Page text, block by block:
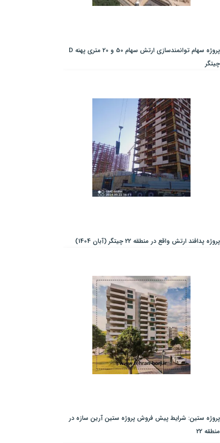
پروژه سهام توانمندسازی ارتش سهام 50 و 20 متری پهنه D
چیتگر
پروژه پدافند ارتش واقع در منطقه 22 چیتگر (آبان 1404)
پروژه ستین: شرایط پیش فروش پروژه ستین آرین سازه در
منطقه 22